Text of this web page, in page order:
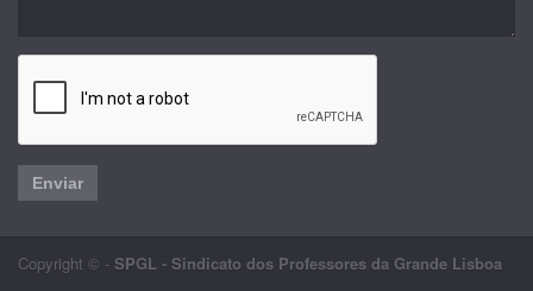
Enviar
Copyright © - SPGL - Sindicato dos Professores da Grande Lisboa